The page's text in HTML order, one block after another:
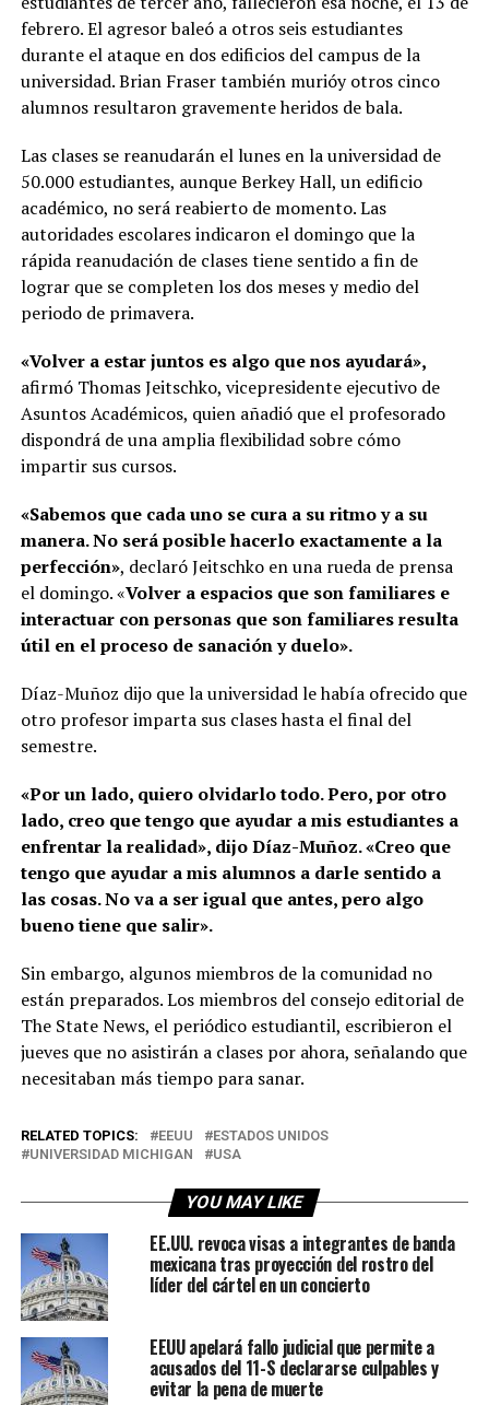
febrero. El agresor baleó a otros seis estudiantes
durante el ataque en dos edificios del campus de la
universidad. Brian Fraser también murióy otros cinco
alumnos resultaron gravemente heridos de bala.
Las clases se reanudarán el lunes en la universidad de
50.000 estudiantes, aunque Berkey Hall, un edificio
académico, no será reabierto de momento. Las
autoridades escolares indicaron el domingo que la
rápida reanudación de clases tiene sentido a fin de
lograr que se completen los dos meses y medio del
periodo de primavera.
«Volver a estar juntos es algo que nos ayudará»,
afirmó Thomas Jeitschko, vicepresidente ejecutivo de
Asuntos Académicos, quien añadió que el profesorado
dispondrá de una amplia flexibilidad sobre cómo
impartir sus cursos.
«Sabemos que cada uno se cura a su ritmo y a su
manera. No será posible hacerlo exactamente a la
perfección», declaró Jeitschko en una rueda de prensa
el domingo. «Volver a espacios que son familiares e
interactuar con personas que son familiares resulta
útil en el proceso de sanación y duelo».
Díaz-Muñoz dijo que la universidad le había ofrecido que
otro profesor imparta sus clases hasta el final del
semestre.
«Por un lado, quiero olvidarlo todo. Pero, por otro
lado, creo que tengo que ayudar a mis estudiantes a
enfrentar la realidad», dijo Díaz-Muñoz. «Creo que
tengo que ayudar a mis alumnos a darle sentido a
las cosas. No va a ser igual que antes, pero algo
bueno tiene que salir».
Sin embargo, algunos miembros de la comunidad no
están preparados. Los miembros del consejo editorial de
The State News, el periódico estudiantil, escribieron el
jueves que no asistirán a clases por ahora, señalando que
necesitaban más tiempo para sanar.
RELATED TOPICS: EEUU
ESTADOS UNIDOS
UNIVERSIDAD MICHIGAN
USA
YOU MAY LIKE
EE.UU. revoca visas a integrantes de banda
mexicana tras proyección del rostro del
líder del cártel en un concierto
EEUU apelará fallo judicial que permite a
acusados ​​del 11-S declararse culpables y
evitar la pena de muerte